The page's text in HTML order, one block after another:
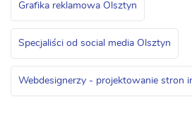
Grafika reklamowa Olsztyn
Specjaliści od social media Olsztyn
Webdesignerzy - projektowanie stron